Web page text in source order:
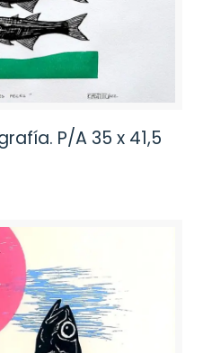
P/A 35 x 41,5